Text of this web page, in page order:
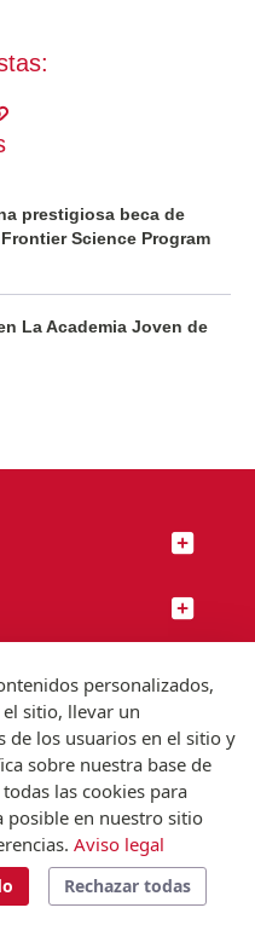
prestigiosa beca de
Science Program
La Academia Joven de
Fabra
20 00
personalizados,
sitio, llevar un
los usuarios en el sitio y
sobre nuestra base de
las cookies para
posible en nuestro sitio
Aviso legal
Rechazar todas